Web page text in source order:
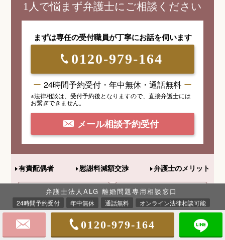
1人で悩まず弁護士にご相談ください
まずは専任の受付職員が丁寧にお話を伺います
0120-979-164
24時間予約受付・年中無休・通話無料
※法律相談は、受付予約後となりますので、 直接弁護士には
お繋ぎできません。
メール相談予約受付
有責配偶者 慰謝料減額交渉 弁護士のメリット
養育費計算 婚姻費用計算
弁護士法人ALG 離婚問題専用相談窓口
24時間予約受付 年中無休 通話無料 オンライン法律相談可能
0120-979-164